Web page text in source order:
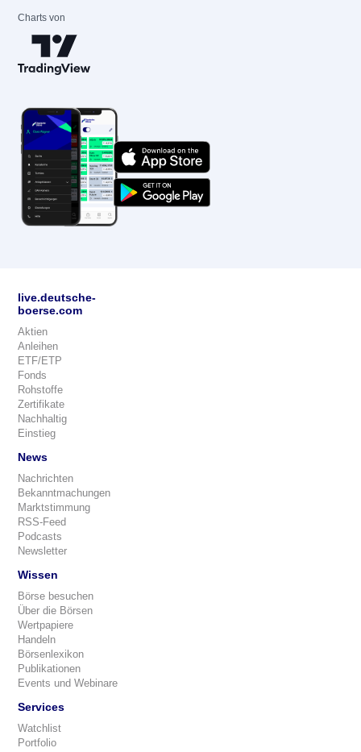
Charts von
live.deutsche-
boerse.com
Aktien
Anleihen
ETF/ETP
Fonds
Rohstoffe
Zertifikate
Nachhaltig
Einstieg
News
Nachrichten
Bekanntmachungen
Marktstimmung
RSS-Feed
Podcasts
Newsletter
Wissen
Börse besuchen
Über die Börsen
Wertpapiere
Handeln
Börsenlexikon
Publikationen
Events und Webinare
Services
Watchlist
Portfolio